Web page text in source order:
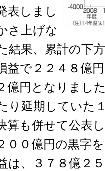
表しまし
さ上げな
結果、累計の下
益で２２４８億
億円となりまし
り延期していた
算も併せて公表
００億円の黒字
は、３７８億２